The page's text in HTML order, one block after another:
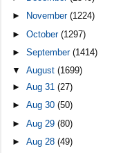
►
November(1224)
►October(1297)
►September(1414)
▼August(1699)
►Aug 31(27)
►Aug 30(50)
►Aug 29(80)
►Aug 28(49)